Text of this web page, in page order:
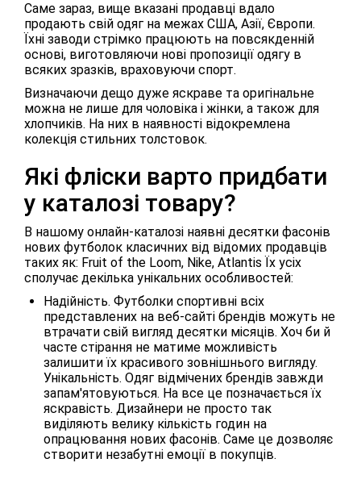
Саме зараз, вище вказані продавці вдало
продають свій одяг на межах США, Азії, Європи.
Їхні заводи стрімко працюють на повсякденній
основі, виготовляючи нові пропозиції одягу в
всяких зразків, враховуючи спорт.
Визначаючи дещо дуже яскраве та оригінальне
можна не лише для чоловіка і жінки, а також для
хлопчиків. На них в наявності відокремлена
колекція стильних толстовок.
Які фліски варто придбати
у каталозі товару?
В нашому онлайн-каталозі наявні десятки фасонів
нових футболок класичних від відомих продавців
таких як: Fruit of the Loom, Nike, Atlantis Їх усіх
сполучає декілька унікальних особливостей:
Надійність. Футболки спортивні всіх
представлених на веб-сайті брендів можуть не
втрачати свій вигляд десятки місяців. Хоч би й
часте стірання не матиме можливість
залишити їх красивого зовнішнього вигляду.
Унікальність. Одяг відмічених брендів завжди
запам'ятовуються. На все це позначається їх
яскравість. Дизайнери не просто так
виділяють велику кількість годин на
опрацювання нових фасонів. Саме це дозволяє
створити незабутні емоції в покупців.